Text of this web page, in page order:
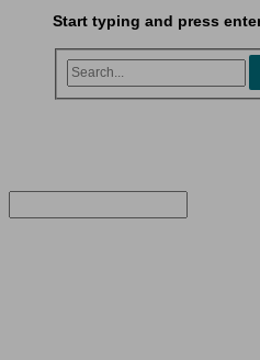
Start typing and press
Search...